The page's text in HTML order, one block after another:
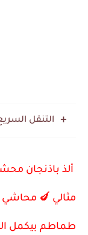
التنقل
ألذ باذنجان
مثالي 🍆
طماطم بيكمل